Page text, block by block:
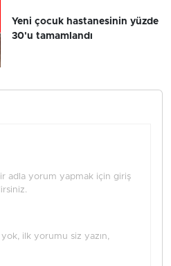
Yeni çocuk hastanesinin yüzde
30'u tamamlandı
adla yorum yapmak için giriş
ilk yorumu siz yazın,